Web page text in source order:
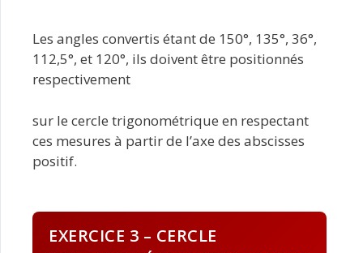
Les angles convertis étant de 150°, 135°, 36°,
112,5°, et 120°, ils doivent être positionnés
respectivement
sur le cercle trigonométrique en respectant
ces mesures à partir de l’axe des abscisses
positif.
EXERCICE 3 – CERCLE